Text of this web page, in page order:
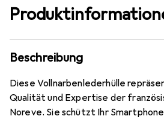
Beschreibung
Diese Vollnarbenlederhülle
Qualität und Expertise der
Noreve. Sie schützt Ihr